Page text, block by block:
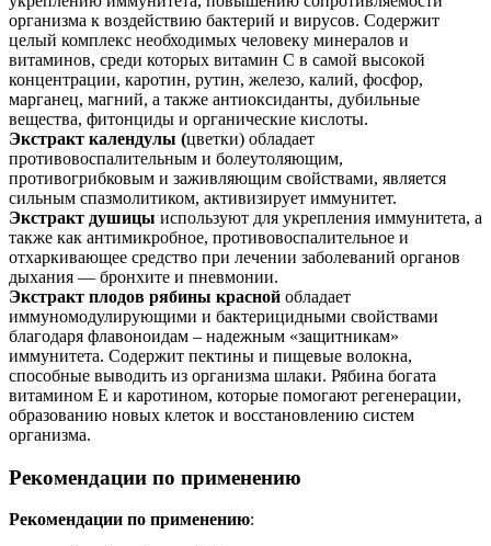
организма к воздействию бактерий и вирусов. Содержит
целый комплекс необходимых человеку минералов и
витаминов, среди которых витамин С в самой высокой
концентрации, каротин, рутин, железо, калий, фосфор,
марганец, магний, а также антиоксиданты, дубильные
вещества, фитонциды и органические кислоты.
Экстракт календулы (цветки) обладает
противовоспалительным и болеутоляющим,
противогрибковым и заживляющим свойствами, является
сильным спазмолитиком, активизирует иммунитет.
Экстракт душицы используют для укрепления иммунитета, а
также как антимикробное, противовоспалительное и
отхаркивающее средство при лечении заболеваний органов
дыхания — бронхите и пневмонии.
Экстракт плодов рябины красной обладает
иммуномодулирующими и бактерицидными свойствами
благодаря флавоноидам – надежным «защитникам»
иммунитета. Содержит пектины и пищевые волокна,
способные выводить из организма шлаки. Рябина богата
витамином Е и каротином, которые помогают регенерации,
образованию новых клеток и восстановлению систем
организма.
Рекомендации по применению
Рекомендации по применению: